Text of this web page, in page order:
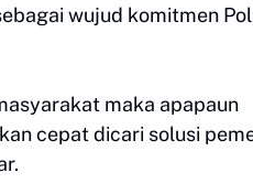
wujud komitmen
maka apapaun
cepat dicari solusi